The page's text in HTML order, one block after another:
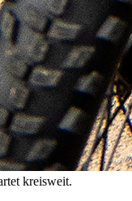
kreisweit.